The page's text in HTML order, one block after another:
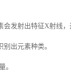
发射出特征X射线
出元素种类。
。